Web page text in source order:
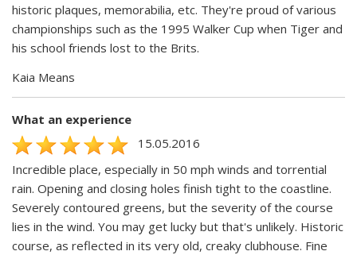
historic plaques, memorabilia, etc. They're proud of various
championships such as the 1995 Walker Cup when Tiger and
his school friends lost to the Brits.
Kaia Means
What an experience
15.05.2016
Incredible place, especially in 50 mph winds and torrential
rain. Opening and closing holes finish tight to the coastline.
Severely contoured greens, but the severity of the course
lies in the wind. You may get lucky but that's unlikely. Historic
course, as reflected in its very old, creaky clubhouse. Fine